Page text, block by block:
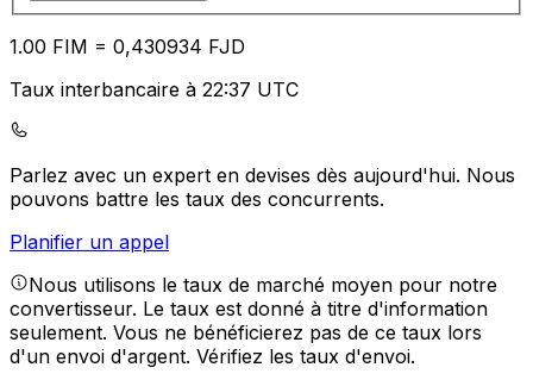
1.00 FIM = 0,430934 FJD
Taux interbancaire à 22:37 UTC
Parlez avec un expert en devises dès aujourd'hui. Nous
pouvons battre les taux des concurrents.
Planifier un appel
Nous utilisons le taux de marché moyen pour notre
convertisseur. Le taux est donné à titre d'information
seulement. Vous ne bénéficierez pas de ce taux lors
d'un envoi d'argent. Vérifiez les taux d'envoi.